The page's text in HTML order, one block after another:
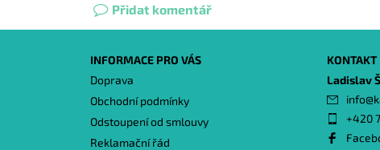
Přidat komentář
INFORMACE PRO VÁS
Doprava
Obchodní podmínky
Odstoupení od smlouvy
Reklamační řád
KONTAKT
Ladislav
info@
+420